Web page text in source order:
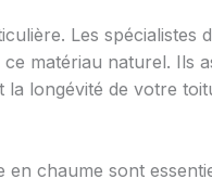
Les spécialistes
matériau naturel. Ils
la longévité de votre
chaume sont